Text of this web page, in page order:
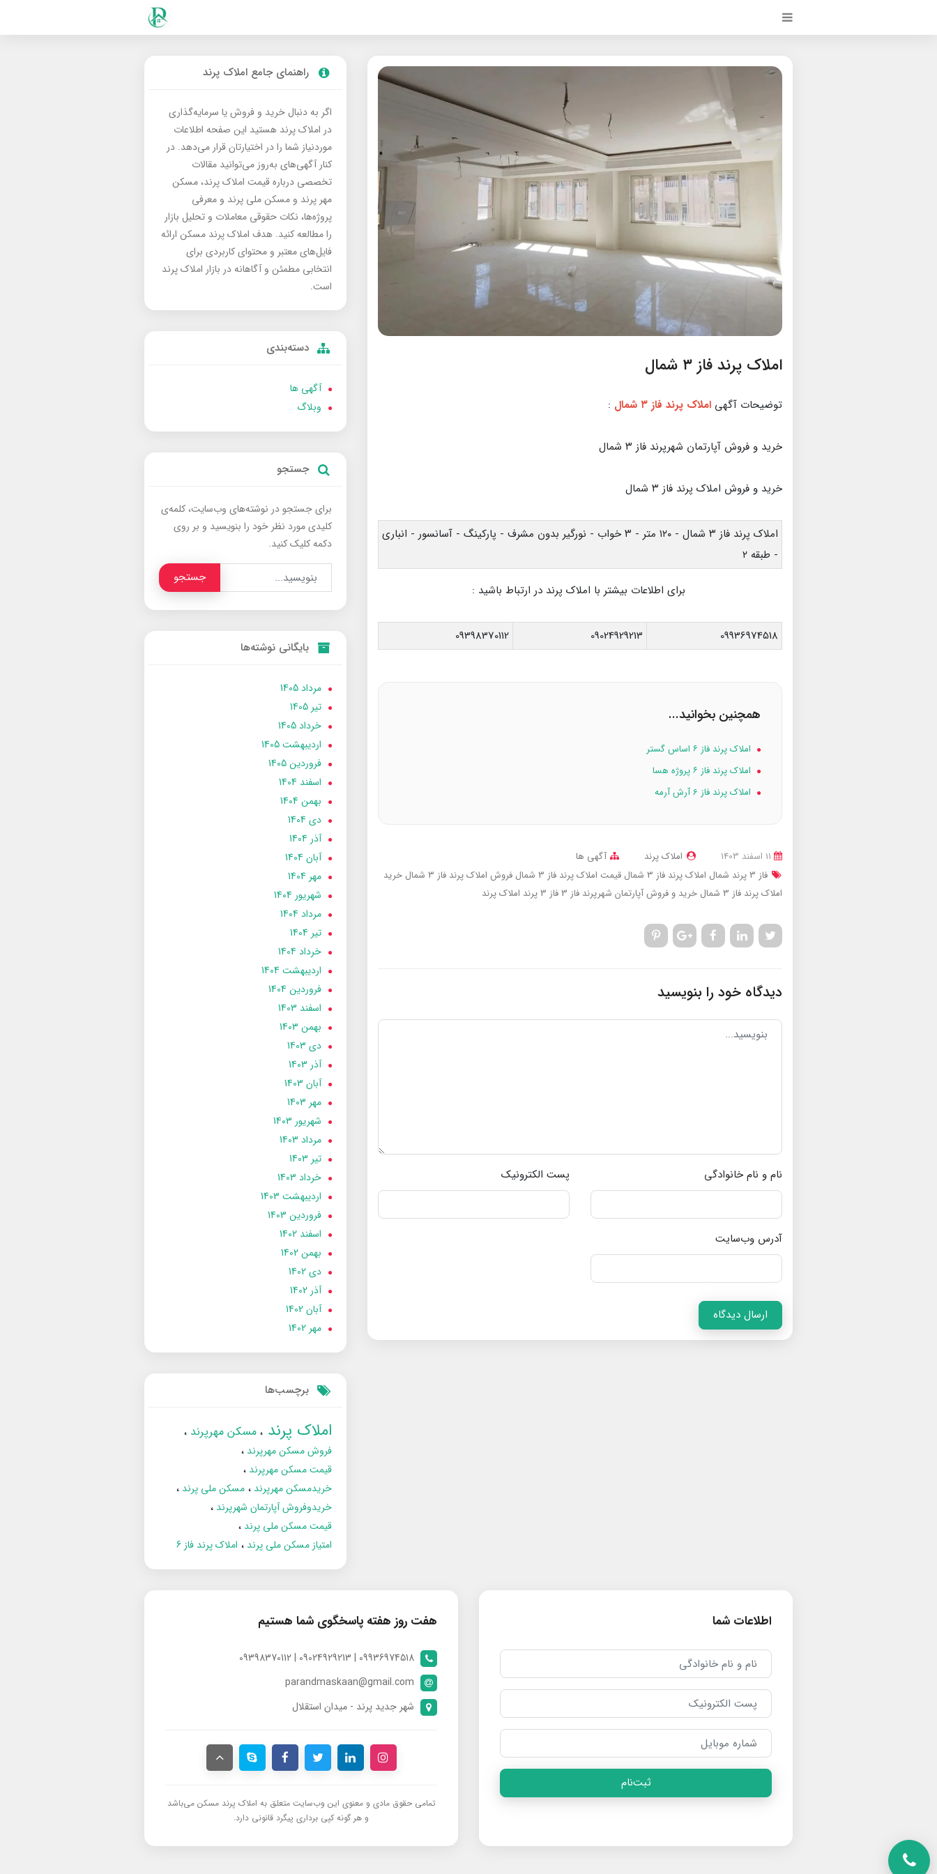
املاک پرند فاز ۳ شمال
توضیحات آگهی املاک پرند فاز ۳ شمال :
خرید و فروش آپارتمان شهرپرند فاز ۳ شمال
خرید و فروش املاک پرند فاز ۳ شمال
املاک پرند فاز ۳ شمال - ۱۲۰ متر - ۳ خواب - نورگیر بدون مشرف - پارکینگ - آسانسور - انباری
- طبقه ۲
برای اطلاعات بیشتر با املاک پرند در ارتباط باشید :
09936974518
09024929213
09398370112
همچنین بخوانید...
املاک پرند فاز ۶ اساس گستر
املاک پرند فاز ۶ پروژه هسا
املاک پرند فاز 6 آرش آرمه
املاک پرند
آگهی ها
فاز 3 پرند شمال
املاک پرند فاز 3 شمال قیمت املاک پرند فاز 3 شمال فروش املاک پرند فاز 3 شمال
خرید
املاک پرند فاز 3 شمال
خرید و فروش آپارتمان شهرپرند فاز 3 فاز 3 پرند املاک پرند
دیدگاه خود را بنویسید
نام و نام خانوادگی پست الکترونیک
آدرس وب‌سایت
ارسال دیدگاه
راهنمای جامع املاک پرند
اگر به دنبال خرید و فروش یا سرمایه‌گذاری
در املاک پرند هستید این صفحه اطلاعات
موردنیاز شما را در اختیارتان قرار می‌دهد. در
کنار آگهی‌های به‌روز می‌توانید مقالات
تخصصی درباره قیمت املاک پرند، مسکن
مهر پرند و مسکن ملی پرند و معرفی
پروژه‌ها، نکات حقوقی معاملات و تحلیل بازار
را مطالعه کنید. هدف املاک پرند مسکن ارائه
فایل‌های معتبر و محتوای کاربردی برای
انتخابی مطمئن و آگاهانه در بازار املاک پرند
است.
دسته‌بندی
آگهی ها
وبلاگ
جستجو
برای جستجو در نوشته‌های وب‌سایت، کلمه‌ی
کلیدی مورد نظر خود را بنویسید و بر روی
دکمه کلیک کنید.
جستجو
بایگانی نوشته‌ها
مرداد 1405
تير 1405
خرداد 1405
ارديبهشت 1405
فروردین 1405
اسفند 1404
بهمن 1404
دی 1404
آذر 1404
آبان 1404
مهر 1404
شهریور 1404
مرداد 1404
تير 1404
خرداد 1404
ارديبهشت 1404
فروردین 1404
اسفند 1403
بهمن 1403
دی 1403
آذر 1403
آبان 1403
مهر 1403
شهریور 1403
مرداد 1403
تير 1403
خرداد 1403
ارديبهشت 1403
فروردین 1403
اسفند 1402
بهمن 1402
دی 1402
آذر 1402
آبان 1402
مهر 1402
برچسب‌ها
املاک پرند مسکن مهرپرند
فروش مسکن مهرپرند
قیمت مسکن مهرپرند
خریدمسکن مهرپرند
مسکن ملی پرند
خریدوفروش آپارتمان شهرپرند
قیمت مسکن ملی پرند
امتیاز مسکن ملی پرند
املاک پرند فاز 6
اطلاعات شما
ثبت‌نام
هفت روز هفته پاسخگوی شما هستیم
09936974518 | 09024929213 | 09398370112
parandmaskaan@gmail.com
شهر جدید پرند - میدان استقلال
تمامی حقوق مادی و معنوی این وب‌سایت متعلق به املاک پرند مسکن می‌باشد
و هر گونه کپی برداری پیگرد قانونی دارد.